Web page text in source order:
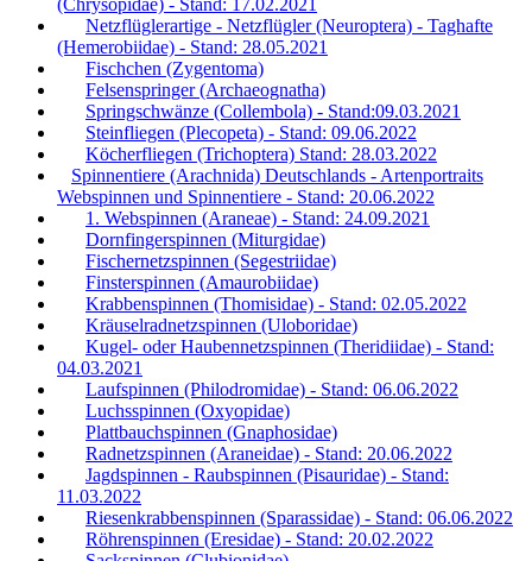
(Chrysopidae) - Stand: 17.02.2021
Netzflüglerartige - Netzflügler (Neuroptera) - Taghafte
(Hemerobiidae) - Stand: 28.05.2021
Fischchen (Zygentoma)
Felsenspringer (Archaeognatha)
Springschwänze (Collembola) - Stand:09.03.2021
Steinfliegen (Plecopeta) - Stand: 09.06.2022
Köcherfliegen (Trichoptera) Stand: 28.03.2022
Spinnentiere (Arachnida) Deutschlands - Artenportraits
Webspinnen und Spinnentiere - Stand: 20.06.2022
1. Webspinnen (Araneae) - Stand: 24.09.2021
Dornfingerspinnen (Miturgidae)
Fischernetzspinnen (Segestriidae)
Finsterspinnen (Amaurobiidae)
Krabbenspinnen (Thomisidae) - Stand: 02.05.2022
Kräuselradnetzspinnen (Uloboridae)
Kugel- oder Haubennetzspinnen (Theridiidae) - Stand:
04.03.2021
Laufspinnen (Philodromidae) - Stand: 06.06.2022
Luchsspinnen (Oxyopidae)
Plattbauchspinnen (Gnaphosidae)
Radnetzspinnen (Araneidae) - Stand: 20.06.2022
Jagdspinnen - Raubspinnen (Pisauridae) - Stand:
11.03.2022
Riesenkrabbenspinnen (Sparassidae) - Stand: 06.06.2022
Röhrenspinnen (Eresidae) - Stand: 20.02.2022